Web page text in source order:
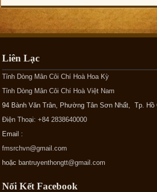
Liên Lạc
Tỉnh Dòng Mân Côi Chí Hoà Hoa Kỳ
Tỉnh Dòng Mân Côi Chí Hoà Việt Nam
94 Bành Văn Trân, Phường Tân Sơn Nhất, Tp. Hồ
Điện Thoại: +84 2838640000
Email :
fmsrchvn@gmail.com
hoặcbantruyenthongtt@gmail.com
Nối Kết Facebook